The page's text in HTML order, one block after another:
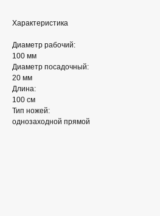
Характеристика
Диаметр рабочий:
100 мм
Диаметр посадочный:
20 мм
Длина:
100 см
Тип ножей:
однозаходной прямой